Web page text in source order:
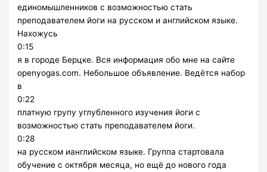
единомышленников с возможностью стать
преподавателем йоги на русском и английском языке.
Нахожусь
0:15
я в городе Берцке. Вся информация обо мне на сайте
openyogas.com. Небольшое объявление. Ведётся набор
в
0:22
платную групу углубленного изучения йоги с
возможностью стать преподавателем йоги.
0:28
на русском ианглийском языке. Группа стартовала
обучение с октября месяца, но ещё до нового года